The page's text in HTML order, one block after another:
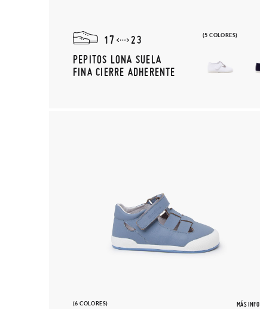
(5 COLORES)
17
23
PEPITOS LONA SUELA
FINA CIERRE ADHERENTE
(6 COLORES) MÁS INFO